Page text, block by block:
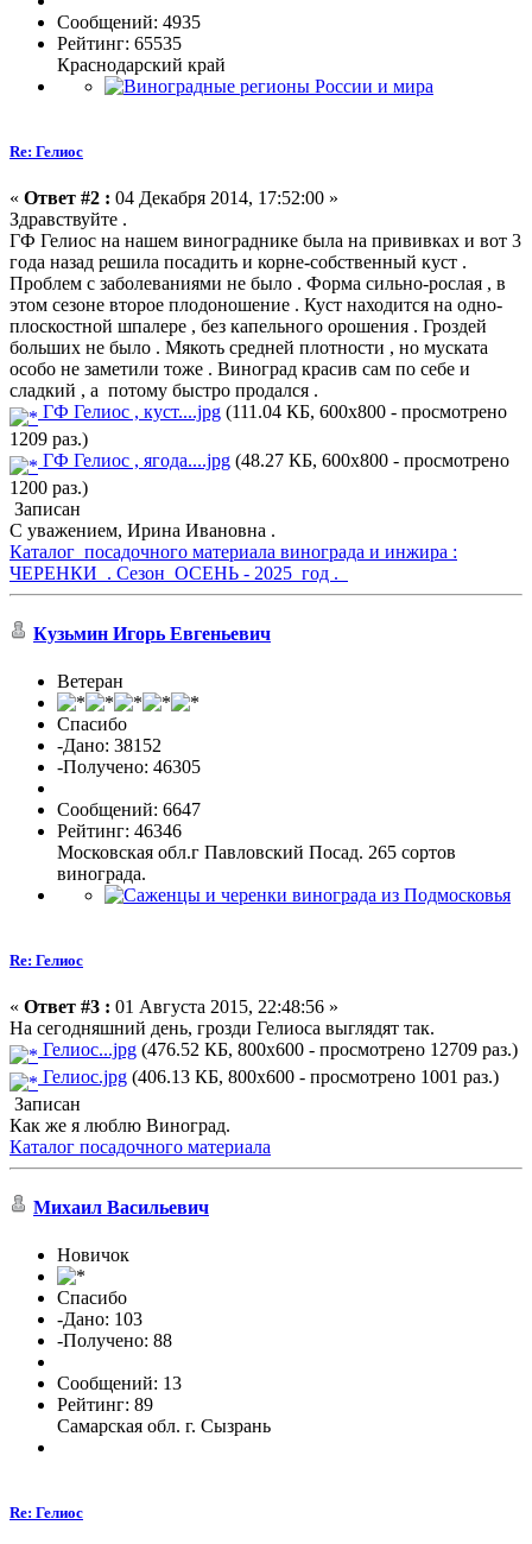
Сообщений: 4935
Рейтинг: 65535
Краснодарский край
Re: Гелиос
« Ответ #2 : 04 Декабря 2014, 17:52:00 »
Здравствуйте .
ГФ Гелиос на нашем винограднике была на прививках и вот 3
года назад решила посадить и корне-собственный куст .
Проблем с заболеваниями не было . Форма сильно-рослая , в
этом сезоне второе плодоношение . Куст находится на одно-
плоскостной шпалере , без капельного орошения . Гроздей
больших не было . Мякоть средней плотности , но муската
особо не заметили тоже . Виноград красив сам по себе и
сладкий , а потому быстро продался .
ГФ Гелиос , куст....jpg (111.04 КБ, 600x800 - просмотрено
1209 раз.)
ГФ Гелиос , ягода....jpg (48.27 КБ, 600x800 - просмотрено
1200 раз.)
Записан
С уважением, Ирина Ивановна .
Каталог посадочного материала винограда и инжира :
ЧЕРЕНКИ . Сезон ОСЕНЬ - 2025 год .
Кузьмин Игорь Евгеньевич
Ветеран
Спасибо
-Дано: 38152
-Получено: 46305
Сообщений: 6647
Рейтинг: 46346
Московская обл.г Павловский Посад. 265 сортов
винограда.
Re: Гелиос
« Ответ #3 : 01 Августа 2015, 22:48:56 »
На сегодняшний день, грозди Гелиоса выглядят так.
Гелиос...jpg (476.52 КБ, 800x600 - просмотрено 12709 раз.)
Гелиос.jpg (406.13 КБ, 800x600 - просмотрено 1001 раз.)
Записан
Как же я люблю Виноград.
Каталог посадочного материала
Михаил Васильевич
Новичок
Спасибо
-Дано: 103
-Получено: 88
Сообщений: 13
Рейтинг: 89
Самарская обл. г. Сызрань
Re: Гелиос